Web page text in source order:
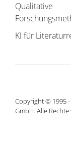
Qualitative
KI für
Copyright © 1995 -
GmbH. Alle